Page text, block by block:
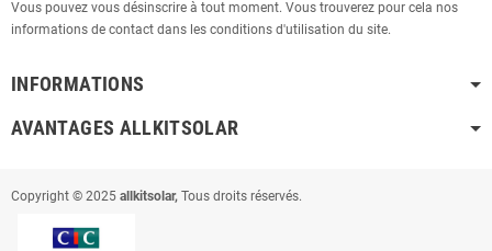
Vous pouvez vous désinscrire à tout moment. Vous trouverez pour cela nos
informations de contact dans les conditions d'utilisation du site.
INFORMATIONS
AVANTAGES ALLKITSOLAR
Copyright © 2025 allkitsolar, Tous droits réservés.